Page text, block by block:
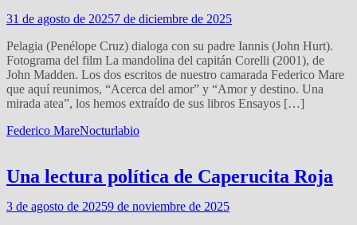
31 de agosto de 20257 de diciembre de 2025
Pelagia (Penélope Cruz) dialoga con su padre Iannis (John Hurt).
Fotograma del film La mandolina del capitán Corelli (2001), de
John Madden. Los dos escritos de nuestro camarada Federico Mare
que aquí reunimos, “Acerca del amor” y “Amor y destino. Una
mirada atea”, los hemos extraído de sus libros Ensayos […]
Federico MareNocturlabio
Una lectura política de Caperucita Roja
3 de agosto de 20259 de noviembre de 2025